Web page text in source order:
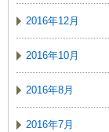
2016年12月
2016年10月
2016年8月
2016年7月